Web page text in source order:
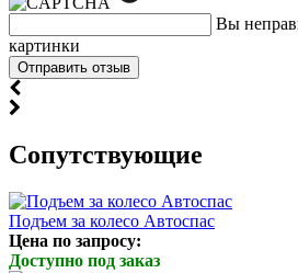
Вы
картинки
Cопутствующие
Подъем за колесо Автоспас
Цена по запросу:
Доступно под заказ